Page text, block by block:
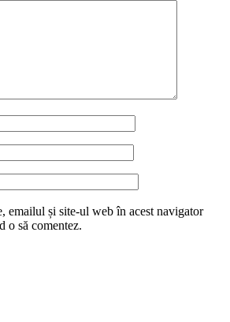
emailul și site-ul web în acest navigator
o să comentez.